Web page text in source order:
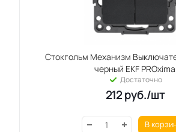
Стокгольм Механизм
черный EKF PROxima
Достаточно
212руб./шт
В